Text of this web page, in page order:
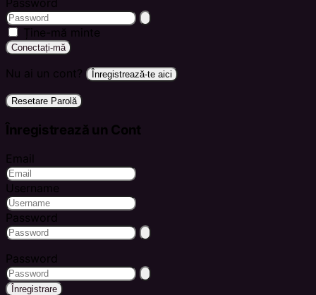
Password
Ține-mă minte
Conectați-mă
Nu ai un cont? Înregistrează-te aici
Resetare Parolă
Înregistrează un Cont
Email
Username
Password
Password
Înregistrare